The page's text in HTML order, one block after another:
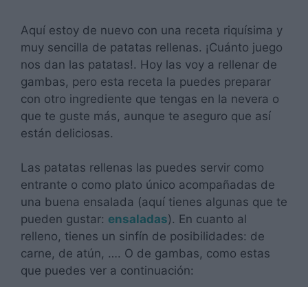
Aquí estoy de nuevo con una receta riquísima y
muy sencilla de patatas rellenas. ¡Cuánto juego
nos dan las patatas!. Hoy las voy a rellenar de
gambas, pero esta receta la puedes preparar
con otro ingrediente que tengas en la nevera o
que te guste más, aunque te aseguro que así
están deliciosas.
Las patatas rellenas las puedes servir como
entrante o como plato único acompañadas de
una buena ensalada (aquí tienes algunas que te
pueden gustar: ensaladas). En cuanto al
relleno, tienes un sinfín de posibilidades: de
carne, de atún, …. O de gambas, como estas
que puedes ver a continuación: